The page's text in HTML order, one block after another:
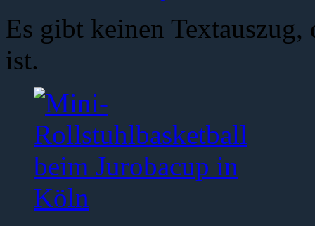
Es gibt keinen
ist.